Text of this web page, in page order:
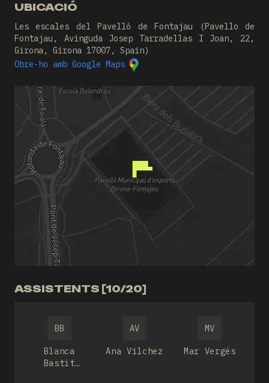
UBICACIÓ
Les escales del Pavelló de Fontajau (Pavello de
Fontajau, Avinguda Josep Tarradellas I Joan, 22,
Girona, Girona 17007, Spain)
Obre-ho amb Google Maps
ASSISTENTS [10/20]
BB
Blanca
Bastit
AV
Ana Vilchez
MV
Mar Vergés